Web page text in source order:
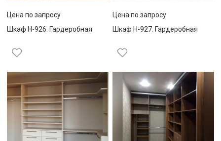
Цена по запросу
Шкаф Н-926. Гардеробная
Цена по запросу
Шкаф Н-927. Гардеробная